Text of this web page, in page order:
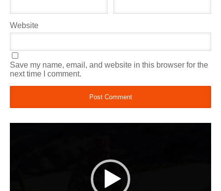
Website
Save my name, email, and website in this browser for the
next time I comment.